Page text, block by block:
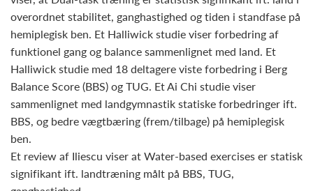
overordnet stabilitet, ganghastighed og tiden i standfase på
hemiplegisk ben. Et Halliwick studie viser forbedring af
funktionel gang og balance sammenlignet med land. Et
Halliwick studie med 18 deltagere viste forbedring i Berg
Balance Score (BBS) og TUG. Et Ai Chi studie viser
sammenlignet med landgymnastik statiske forbedringer ift.
BBS, og bedre vægtbæring (frem/tilbage) på hemiplegisk
ben.
Et review af Iliescu viser at Water-based exercises er statisk
signifikant ift. landtræning målt på BBS, TUG,